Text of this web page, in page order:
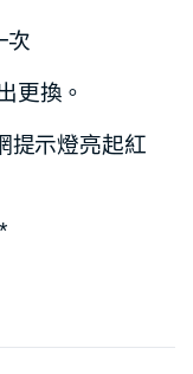
次
更換。
提示燈亮起紅